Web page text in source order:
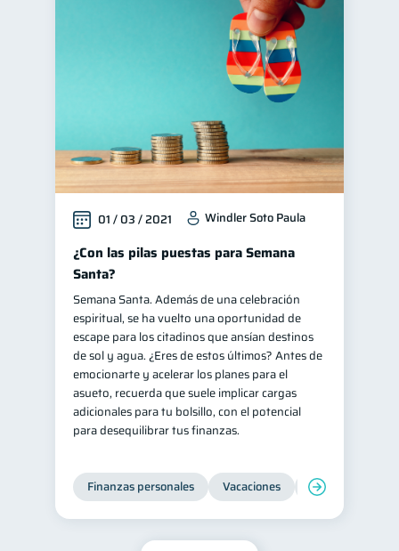
01 / 03 / 2021 Windler Soto Paula
¿Con las pilas puestas para Semana
Santa?
Semana Santa. Además de una celebración
espiritual, se ha vuelto una oportunidad de
escape para los citadinos que ansían destinos
de sol y agua. ¿Eres de estos últimos? Antes de
emocionarte y acelerar los planes para el
asueto, recuerda que suele implicar cargas
adicionales para tu bolsillo, con el potencial
para desequilibrar tus finanzas.
Finanzas personales Vacaciones Organización